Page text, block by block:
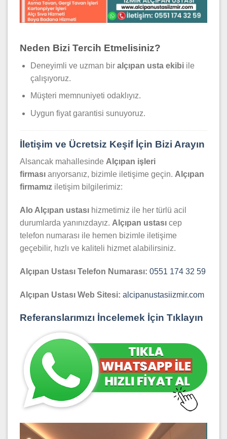
Neden Bizi Tercih Etmelisiniz?
Deneyimli ve uzman bir alçıpan usta ekibiile
çalışıyoruz.
Müşteri memnuniyeti odaklıyız.
Uygun fiyat garantisi sunuyoruz.
İletişim ve Ücretsiz Keşif İçin Bizi Arayın
Alsancak mahallesinde Alçıpan işleri
firması arıyorsanız, bizimle iletişime geçin. Alçıpan
firmamız iletişim bilgilerimiz:
Alo Alçıpan ustası hizmetimiz ile her türlü acil
durumlarda yanınızdayız. Alçıpan ustası cep
telefon numarası ile hemen bizimle iletişime
geçebilir, hızlı ve kaliteli hizmet alabilirsiniz.
Alçıpan Ustası Telefon Numarası: 0551 174 32 59
Alçıpan Ustası Web Sitesi: alcipanustasiizmir.com
Referanslarımızı İncelemek İçin Tıklayın